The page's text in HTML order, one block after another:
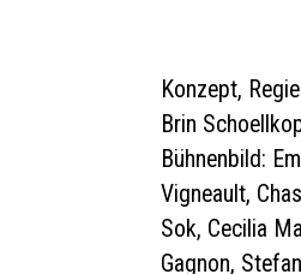
Konzept,
Brin
Bühnenbild:
Vigneault,
Sok, Cecilia
Gagnon,